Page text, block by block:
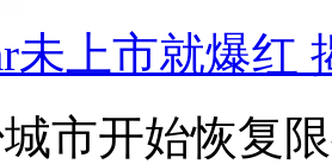
未上市就爆红
市开始恢复